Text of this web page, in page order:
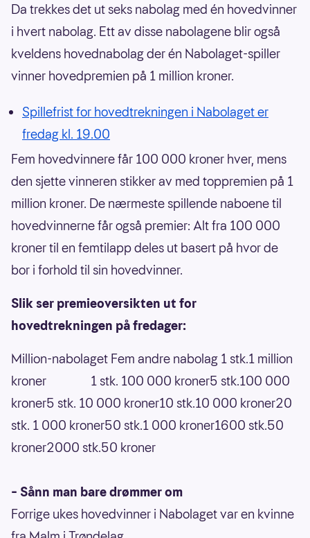
Da trekkes det ut seks nabolag med én hovedvinner
i hvert nabolag. Ett av disse nabolagene blir også
kveldens hovednabolag der én Nabolaget-spiller
vinner hovedpremien på 1 million kroner.
Spillefrist for hovedtrekningen i Nabolaget er
fredag kl. 19.00
Fem hovedvinnere får 100 000 kroner hver, mens
den sjette vinneren stikker av med toppremien på 1
million kroner. De nærmeste spillende naboene til
hovedvinnerne får også premier: Alt fra 100 000
kroner til en femtilapp deles ut basert på hvor de
bor i forhold til sin hovedvinner.
Slik ser premieoversikten ut for
hovedtrekningen på fredager:
Million-nabolaget Fem andre nabolag 1 stk.1 million
kroner 1 stk. 100 000 kroner5 stk.100 000
kroner5 stk. 10 000 kroner10 stk.10 000 kroner20
stk. 1 000 kroner50 stk.1 000 kroner1600 stk.50
kroner2000 stk.50 kroner
– Sånn man bare drømmer om
Forrige ukes hovedvinner i Nabolaget var en kvinne